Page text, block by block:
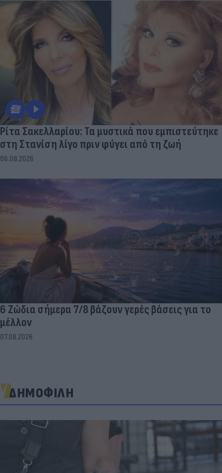
Ρίτα Σακελλαρίου: Τα μυστικά που εμπιστεύτηκε
στη Στανίση λίγο πριν φύγει από τη ζωή
06.08.2026
6 Ζώδια σήμερα 7/8 βάζουν γερές βάσεις για το
μέλλον
07.08.2026
ΔΗΜΟΦΙΛΗ